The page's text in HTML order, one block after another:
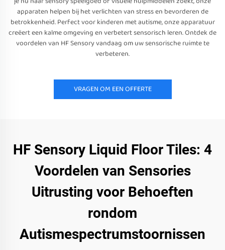
apparaten helpen bij het verlichten van stress en bevorderen de
betrokkenheid. Perfect voor kinderen met autisme, onze apparatuur
creëert een kalme omgeving en verbetert sensorisch leren. Ontdek de
voordelen van HF Sensory vandaag om uw sensorische ruimte te
verbeteren.
VRAGEN OM EEN OFFERTE
HF Sensory Liquid Floor Tiles: 4
Voordelen van Sensories
Uitrusting voor Behoeften
rondom
Autismespectrumstoornissen